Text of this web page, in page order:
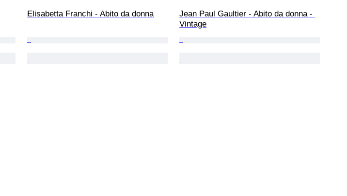
Elisabetta Franchi - Abito da donna
Jean Paul Gaultier - Abito da donna -
Vintage